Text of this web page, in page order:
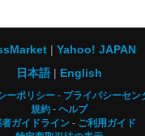
Yahoo! JAPAN
日本語
English
ーポリシー
プライバシーセン
規約
ヘルプ
ガイドライン
ご利用ガイド